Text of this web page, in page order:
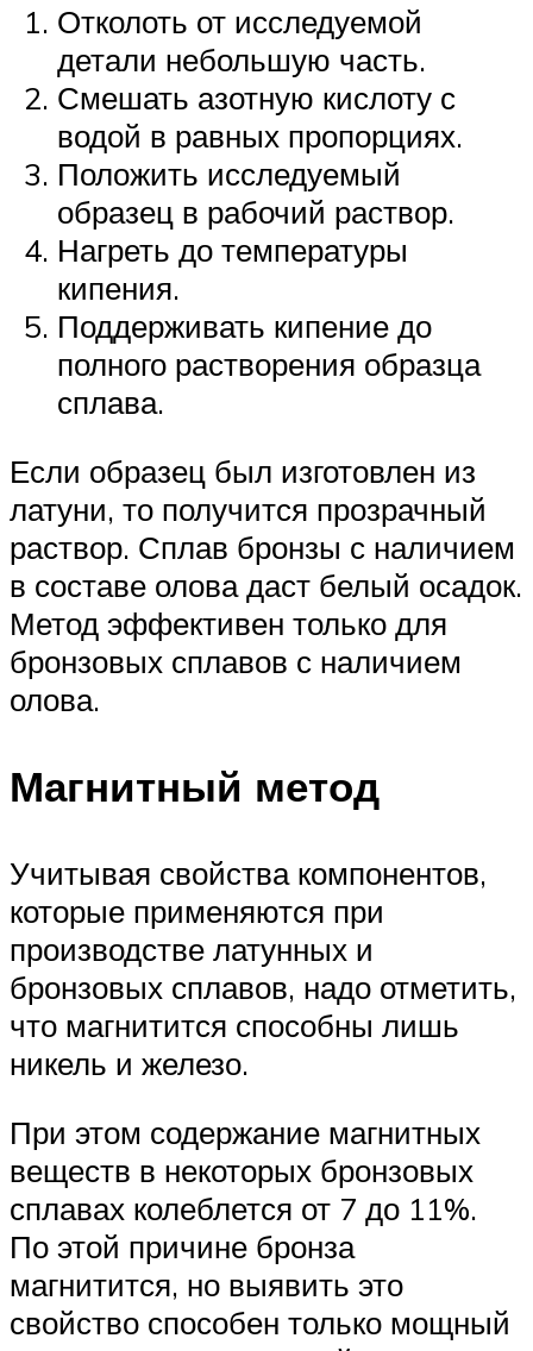
Отколоть от исследуемой
детали небольшую часть.
Смешать азотную кислоту с
водой в равных пропорциях.
Положить исследуемый
образец в рабочий раствор.
Нагреть до температуры
кипения.
Поддерживать кипение до
полного растворения образца
сплава.
Если образец был изготовлен из
латуни, то получится прозрачный
раствор. Сплав бронзы с наличием
в составе олова даст белый осадок.
Метод эффективен только для
бронзовых сплавов с наличием
олова.
Магнитный метод
Учитывая свойства компонентов,
которые применяются при
производстве латунных и
бронзовых сплавов, надо отметить,
что магнитится способны лишь
никель и железо.
При этом содержание магнитных
веществ в некоторых бронзовых
сплавах колеблется от 7 до 11%.
По этой причине бронза
магнитится, но выявить это
свойство способен только мощный